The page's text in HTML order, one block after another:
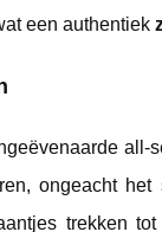
een authentiek
all-
ongeacht
trekken